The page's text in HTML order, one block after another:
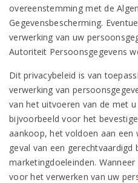
overeenstemming met de
Gegevensbescherming.
verwerking van uw
Autoriteit Persoonsgegevens
Dit privacybeleid is van
verwerking van
van het uitvoeren van de met
bijvoorbeeld voor het
aankoop, het voldoen aan een
geval van een gerechtvaardigd
marketingdoeleinden.
voor het verwerken van uw